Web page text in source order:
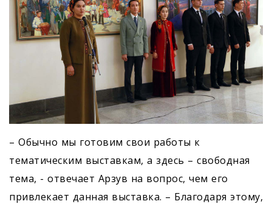
– Обычно мы готовим свои работы к
тематическим выставкам, а здесь – свободная
тема, - отвечает Арзув на вопрос, чем его
привлекает данная выставка. – Благодаря этому,